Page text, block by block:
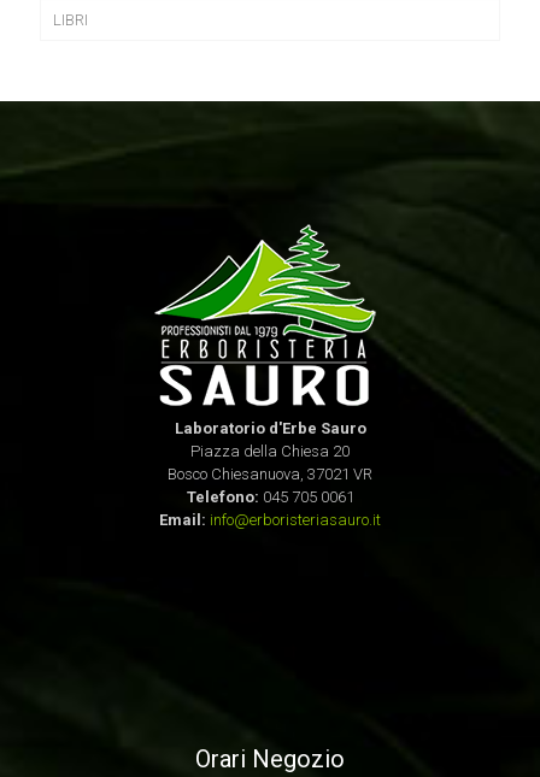
LIBRI
Laboratorio d'Erbe Sauro
Piazza della Chiesa 20
Bosco Chiesanuova, 37021 VR
Telefono: 045 705 0061
Email: info@erboristeriasauro.it
Orari Negozio